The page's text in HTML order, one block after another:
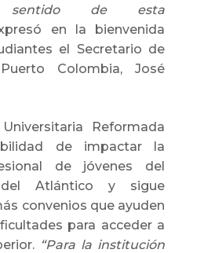
de esta
en la bienvenida
el Secretario de
Colombia, José
Reformada
de impactar la
de jóvenes del
del Atlántico y sigue
convenios que ayuden
para acceder a
“Para la institución